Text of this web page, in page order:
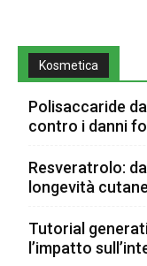
Kosmetica
Polisaccaride
contro i danni
Resveratrolo:
longevità
Tutorial
l’impatto